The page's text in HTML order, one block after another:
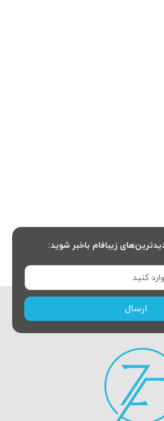
زیبافام باخبر شوید:
ارسال